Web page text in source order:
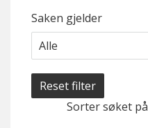
Saken gjelder
Reset filter
Sorter søket på